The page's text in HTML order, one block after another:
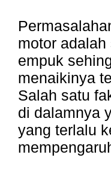
motor
empuk
menaikinya
Salah satu
di dalamnya
yang terlalu